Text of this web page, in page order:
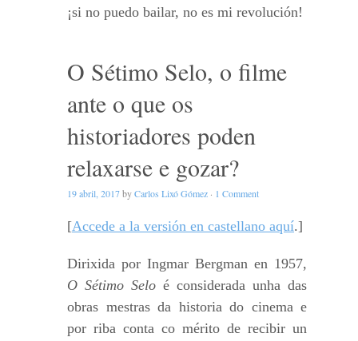
¡si no puedo bailar, no es mi revolución!
O Sétimo Selo, o filme
ante o que os
historiadores poden
relaxarse e gozar?
19 abril, 2017byCarlos Lixó Gómez · 1 Comment
[Accede a la versión en castellano aquí.]
Dirixida por Ingmar Bergman en 1957,
O Sétimo Selo é considerada unha das
obras mestras da historia do cinema e
por riba conta co mérito de recibir un